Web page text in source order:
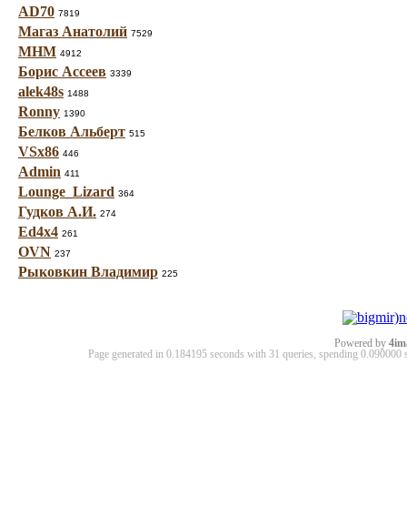
AD70 7819
Магаз Анатолий 7529
МНМ 4912
Борис Ассеев 3339
alek48s 1488
Ronny 1390
Белков Альберт 515
VSx86 446
Admin 411
Lounge_Lizard 364
Гудков А.И. 274
Ed4x4 261
OVN 237
Рыковкин Владимир 225
Powered by
Page generated in 0.184195 seconds with 31 queries, spending